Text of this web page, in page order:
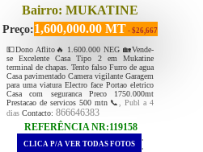
Bairro: MUKATINE
Preço:1,600,000.00 MT - $26,667
💵Dono Aflito🔥 1.600.000 NEG 🏡Vende-
se Excelente Casa Tipo 2 em Mukatine
terminal de chapas. Tento falso Furro de agua
Casa pavimentado Camera vigilante Garagem
para uma viatura Electro face Portao eletrico
Casa com seguranca Preco 1750.000mt
Prestacao de servicos 500 mtn 📞
, Publ a 4
dias Contacto: 866646383
REFERÊNCIA NR:119158
.
CLICA P/A VER TODAS FOTOS .